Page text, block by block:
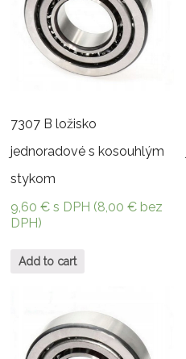
7307 B ložisko
jednoradové s kosouhlým
stykom
9,60€ s DPH (8,00€ bez
DPH)
Add to cart